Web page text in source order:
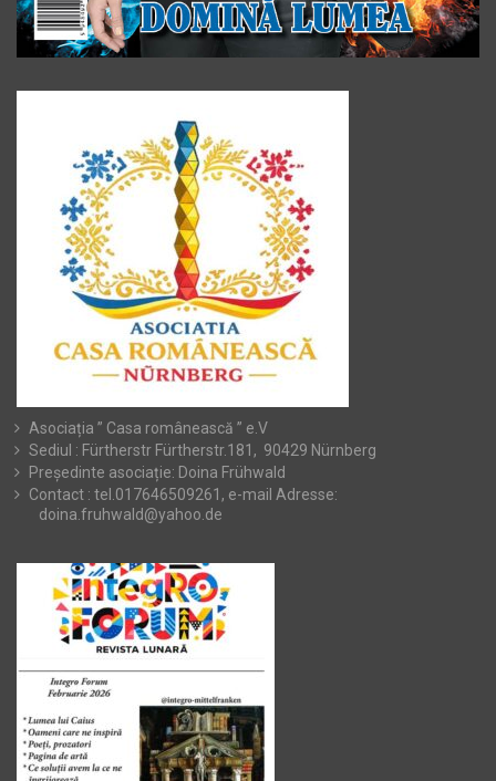
Asociația ” Casa românească ” e.V
Sediul : Fürtherstr Fürtherstr.181, 90429 Nürnberg
Președinte asociație: Doina Frühwald
Contact : tel.017646509261, e-mail Adresse:
doina.fruhwald@yahoo.de